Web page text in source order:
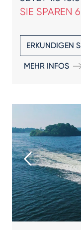
SIE SPAREN
ERKUNDIGEN
MEHR INFOS